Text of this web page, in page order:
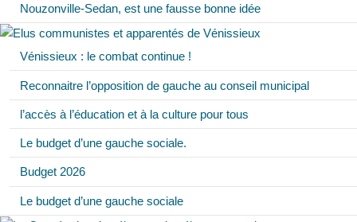
Nouzonville-Sedan, est une fausse bonne idée
Vénissieux : le combat continue !
Reconnaitre l’opposition de gauche au conseil municipal
l’accès à l’éducation et à la culture pour tous
Le budget d’une gauche sociale.
Budget 2026
Le budget d’une gauche sociale